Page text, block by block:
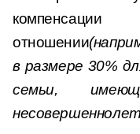
отношении
в размере 30%
семьи,